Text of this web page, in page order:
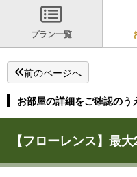
プラン一覧
前のページへ
お部屋の詳細をご確認のう
【フローレンス】最